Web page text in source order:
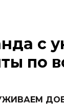
с
по